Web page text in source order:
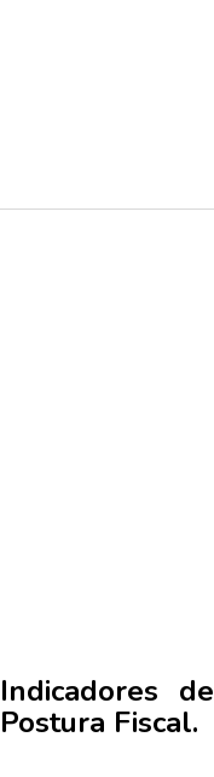
Indicadores de
Postura Fiscal.